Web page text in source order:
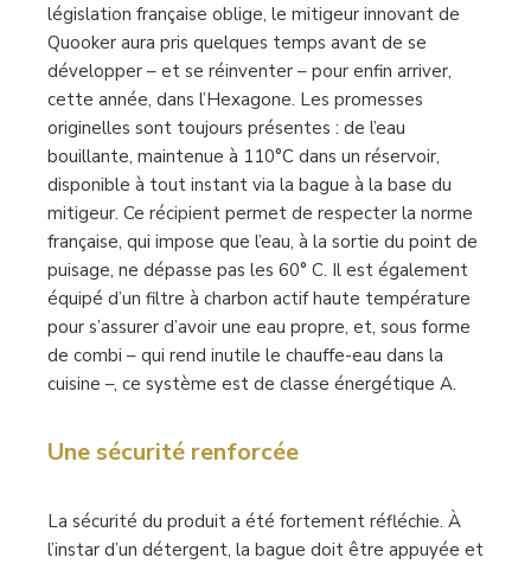
législation française oblige, le mitigeur innovant de
Quooker aura pris quelques temps avant de se
développer – et se réinventer – pour enfin arriver,
cette année, dans l’Hexagone. Les promesses
originelles sont toujours présentes : de l’eau
bouillante, maintenue à 110°C dans un réservoir,
disponible à tout instant via la bague à la base du
mitigeur. Ce récipient permet de respecter la norme
française, qui impose que l’eau, à la sortie du point de
puisage, ne dépasse pas les 60° C. Il est également
équipé d’un filtre à charbon actif haute température
pour s’assurer d’avoir une eau propre, et, sous forme
de combi – qui rend inutile le chauffe-eau dans la
cuisine –, ce système est de classe énergétique A.
Une sécurité renforcée
La sécurité du produit a été fortement réfléchie. À
l’instar d’un détergent, la bague doit être appuyée et